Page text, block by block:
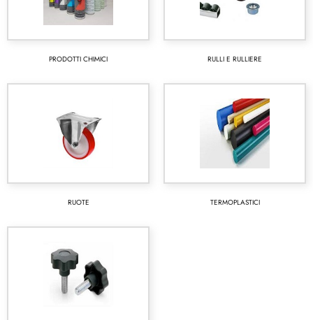
PRODOTTI CHIMICI RULLI E RULLIERE
RUOTE TERMOPLASTICI